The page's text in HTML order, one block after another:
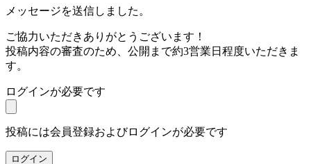
メッセージを送信しました。
ご協力いただきありがとうございます！
投稿内容の審査のため、公開まで約3営業日程度いただきま
す。
ログインが必要です
投稿には会員登録およびログインが必要です
ログイン